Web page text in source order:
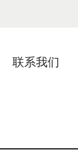
联系我们